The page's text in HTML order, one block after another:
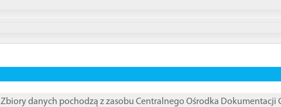
Zbiory danych pochodzą z zasobu Centralnego Ośrodka Dokumentacji